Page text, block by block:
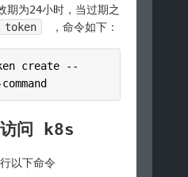
期为24小时，当过期之
token ，命令如下：
create
--
command
访问 k8s
以下命令